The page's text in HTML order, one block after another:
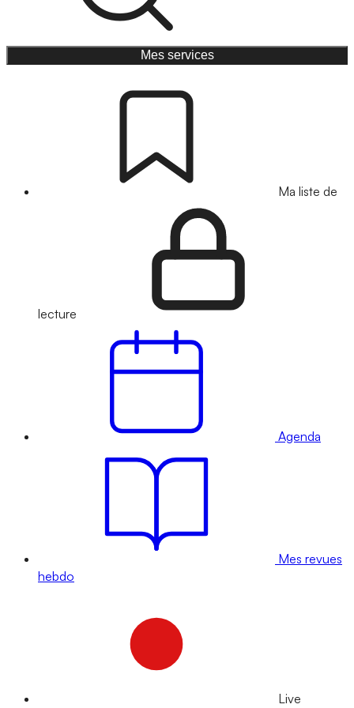
Mes services
Ma liste de
lecture
Agenda
Mes revues
hebdo
Live